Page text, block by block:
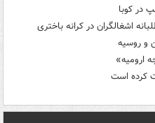
در کوبا
اشغالگران در کرانه باختری
و روسیه
ارومیه»
کرده است